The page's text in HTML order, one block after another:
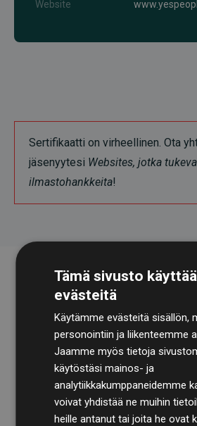
Website
Sertifikaatti on virheellinen. Ota
jäsenyytesi Websites, jotka
ilmastohankkeita!
TilintarkastusyhtiöBDOkäy
laskelmamme ja menetelmämme
läpinäkyvyyden ja luotettavuuden.
Tämä sivusto käyttää
evästeitä
Käytämme evästeitä sisällön,
personointiin ja liikenteemme
Jaamme myös tietoja
käytöstäsi mainos- ja
analytiikkakumppaneidemme
voivat yhdistää ne muihin
heille antanut tai joita he ovat